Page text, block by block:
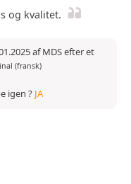
og kvalitet.
af MDS efter et
(fransk)
igen ? JA